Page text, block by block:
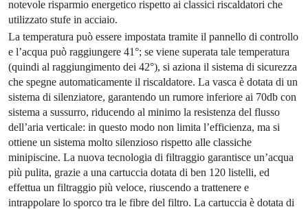
notevole risparmio energetico rispetto ai classici riscaldatori che
utilizzato stufe in acciaio.
La temperatura può essere impostata tramite il pannello di controllo
e l’acqua può raggiungere 41°; se viene superata tale temperatura
(quindi al raggiungimento dei 42°), si aziona il sistema di sicurezza
che spegne automaticamente il riscaldatore. La vasca è dotata di un
sistema di silenziatore, garantendo un rumore inferiore ai 70db con
sistema a sussurro, riducendo al minimo la resistenza del flusso
dell’aria verticale: in questo modo non limita l’efficienza, ma si
ottiene un sistema molto silenzioso rispetto alle classiche
minipiscine. La nuova tecnologia di filtraggio garantisce un’acqua
più pulita, grazie a una cartuccia dotata di ben 120 listelli, ed
effettua un filtraggio più veloce, riuscendo a trattenere e
intrappolare lo sporco tra le fibre del filtro. La cartuccia è dotata di